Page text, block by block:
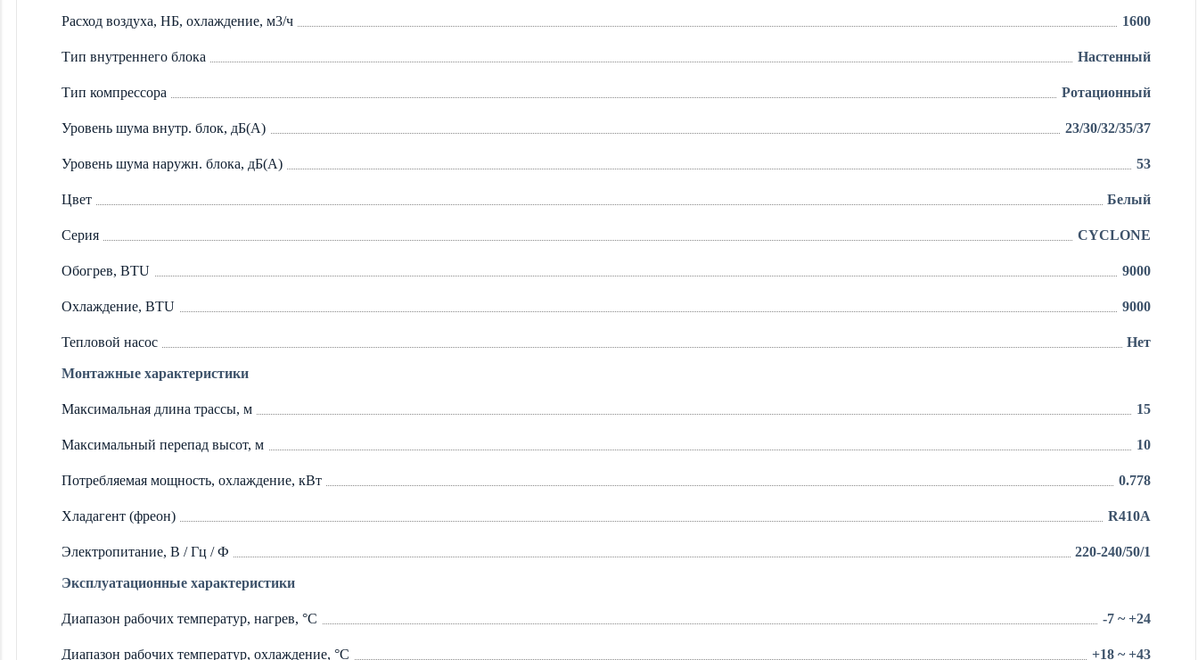
Расход воздуха, НБ, охлаждение, м3/ч 1600
Тип внутреннего блока Настенный
Тип компрессора Ротационный
Уровень шума внутр. блок, дБ(А) 23/30/32/35/37
Уровень шума наружн. блока, дБ(А) 53
Цвет Белый
Серия CYCLONE
Обогрев, BTU 9000
Охлаждение, BTU 9000
Тепловой насос Нет
Монтажные характеристики
Максимальная длина трассы, м 15
Максимальный перепад высот, м 10
Потребляемая мощность, охлаждение, кВт 0.778
Хладагент (фреон) R410A
Электропитание, В / Гц / Ф 220-240/50/1
Эксплуатационные характеристики
Диапазон рабочих температур, нагрев, °C -7 ~ +24
Диапазон рабочих температур, охлаждение, °C +18 ~ +43